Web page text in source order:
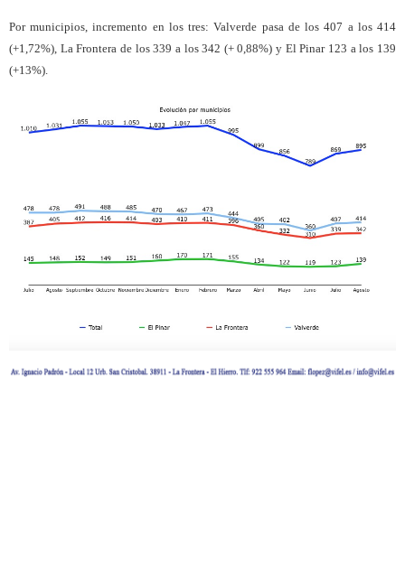
Por municipios, incremento en los tres: Valverde pasa de los 407 a los 414
(+1,72%), La Frontera de los 339 a los 342 (+ 0,88%) y El Pinar 123 a los 139
(+13%).